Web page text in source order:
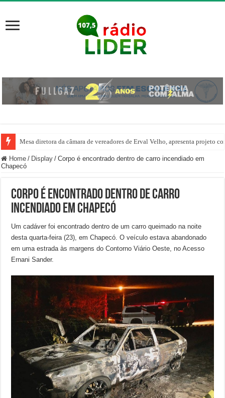
Mesa diretora da câmara de vereadores de Erval Velho, apresenta projeto
Do projeto social à Seleção Brasileira: badminton transforma a vida de
Home / Display / Corpo é encontrado dentro de carro incendiado em
Chapecó
Corpo é encontrado dentro de carro
incendiado em Chapecó
Um cadáver foi encontrado dentro de um carro queimado na noite
desta quarta-feira (23), em Chapecó. O veículo estava abandonado
em uma estrada às margens do Contorno Viário Oeste, no Acesso
Ernani Sander.